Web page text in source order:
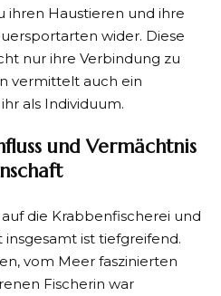
ihren Haustieren und ihre
wider. Diese
nur ihre Verbindung zu
vermittelt auch ein
als Individuum.
und Vermächtnis
die Krabbenfischerei und
ist tiefgreifend.
vom Meer faszinierten
Fischerin war